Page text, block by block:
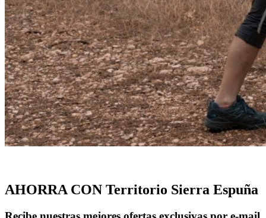
AHORRA CON Territorio Sierra Espuña